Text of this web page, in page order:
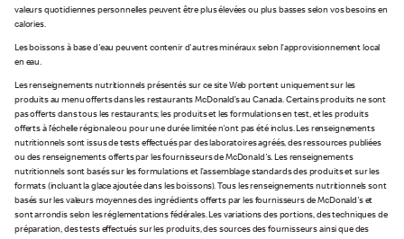
valeurs quotidiennes personnelles peuvent être plus élevées ou plus basses selon vos besoins en
calories.
Les boissons à base d'eau peuvent contenir d'autres minéraux selon l’approvisionnement local
en eau.
Les renseignements nutritionnels présentés sur ce site Web portent uniquement sur les
produits au menu offerts dans les restaurants McDonald’s au Canada. Certains produits ne sont
pas offerts dans tous les restaurants; les produits et les formulations en test, et les produits
offerts à l'échelle régionale ou pour une durée limitée n'ont pas été inclus. Les renseignements
nutritionnels sont issus de tests effectués par des laboratoires agréés, des ressources publiées
ou des renseignements offerts par les fournisseurs de McDonald's. Les renseignements
nutritionnels sont basés sur les formulations et l’assemblage standards des produits et sur les
formats (incluant la glace ajoutée dans les boissons). Tous les renseignements nutritionnels sont
basés sur les valeurs moyennes des ingrédients offerts par les fournisseurs de McDonald's et
sont arrondis selon les réglementations fédérales. Les variations des portions, des techniques de
préparation, des tests effectués sur les produits, des sources des fournisseurs ainsi que des